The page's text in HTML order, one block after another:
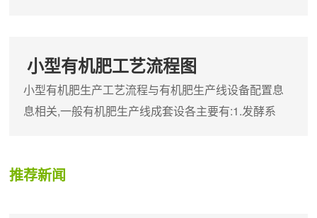
小型有机肥工艺流程图
小型有机肥生产工艺流程与有机肥生产线设备配置息
息相关,一般有机肥生产线成套设各主要有:1.发酵系
推荐新闻